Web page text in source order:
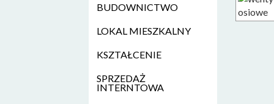
BUDOWNICTWO
LOKAL MIESZKALNY
KSZTAŁCENIE
SPRZEDAŻ
INTERNTOWA